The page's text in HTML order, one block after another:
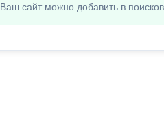
Ваш сайт можно добавить в